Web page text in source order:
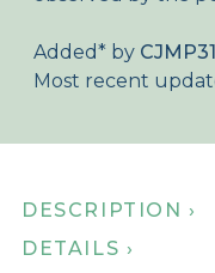
Added* by CJMP31
Most recent
DESCRIPTION ›
DETAILS ›